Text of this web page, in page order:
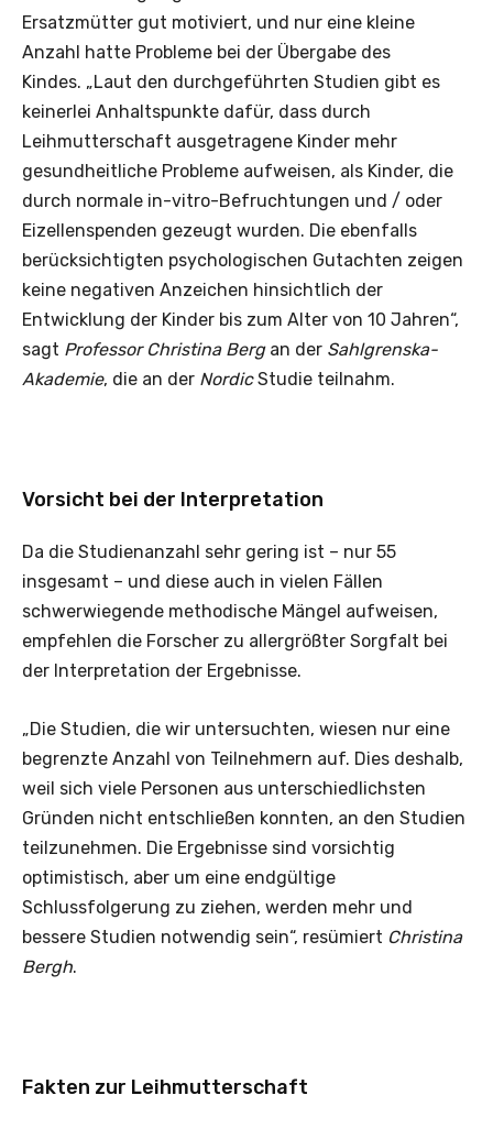
Ersatzmütter gut motiviert, und nur eine kleine
Anzahl hatte Probleme bei der Übergabe des
Kindes. „Laut den durchgeführten Studien gibt es
keinerlei Anhaltspunkte dafür, dass durch
Leihmutterschaft ausgetragene Kinder mehr
gesundheitliche Probleme aufweisen, als Kinder, die
durch normale in-vitro-Befruchtungen und / oder
Eizellenspenden gezeugt wurden. Die ebenfalls
berücksichtigten psychologischen Gutachten zeigen
keine negativen Anzeichen hinsichtlich der
Entwicklung der Kinder bis zum Alter von 10 Jahren“,
sagt Professor Christina Bergan der Sahlgrenska-
Akademie, die an der NordicStudie teilnahm.
Vorsicht bei der Interpretation
Da die Studienanzahl sehr gering ist – nur 55
insgesamt – und diese auch in vielen Fällen
schwerwiegende methodische Mängel aufweisen,
empfehlen die Forscher zu allergrößter Sorgfalt bei
der Interpretation der Ergebnisse.
„Die Studien, die wir untersuchten, wiesen nur eine
begrenzte Anzahl von Teilnehmern auf. Dies deshalb,
weil sich viele Personen aus unterschiedlichsten
Gründen nicht entschließen konnten, an den Studien
teilzunehmen. Die Ergebnisse sind vorsichtig
optimistisch, aber um eine endgültige
Schlussfolgerung zu ziehen, werden mehr und
bessere Studien notwendig sein“, resümiert Christina
Bergh.
Fakten zur Leihmutterschaft